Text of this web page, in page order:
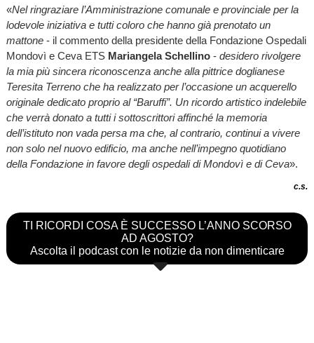
«Nel ringraziare l’Amministrazione comunale e provinciale per la
lodevole iniziativa e tutti coloro che hanno già prenotato un
mattone- il commento della presidente della Fondazione Ospedali
Mondovì e Ceva ETS Mariangela Schellino- desidero rivolgere
la mia più sincera riconoscenza anche alla pittrice doglianese
Teresita Terreno che ha realizzato per l’occasione un acquerello
originale dedicato proprio al “Baruffi”. Un ricordo artistico indelebile
che verrà donato a tutti i sottoscrittori affinché la memoria
dell’istituto non vada persa ma che, al contrario, continui a vivere
non solo nel nuovo edificio, ma anche nell’impegno quotidiano
della Fondazione in favore degli ospedali di Mondovì e di Ceva».
c.s.
TI RICORDI COSA È SUCCESSO L’ANNO SCORSO
AD AGOSTO?
Ascolta il podcast con le notizie da non dimenticare